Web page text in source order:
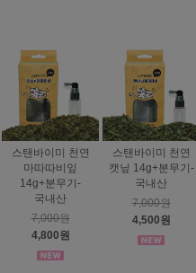
스탠바이미 천연
마따따비잎
14g+분무기-
국내산
7,000원
4,800원
스탠바이미 천연
캣닢 14g+분무기-
국내산
7,000원
4,500원